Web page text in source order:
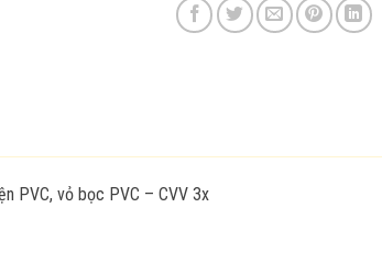
PVC, vỏ bọc PVC – CVV 3x